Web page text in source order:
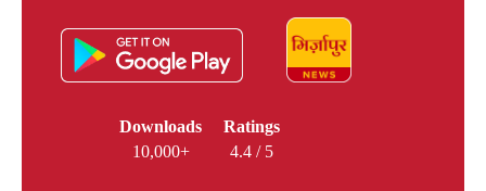
Downloads
10,000+
Ratings
4.4 / 5